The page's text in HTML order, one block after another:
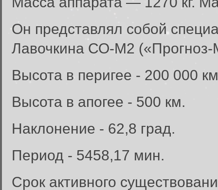
Он представлял собой
Лавочкина СО-М2
Высота в перигее - 200 000
Высота в апогее - 500 км.
Наклонение - 62,8 град.
Период - 5458,17 мин.
Срок активного